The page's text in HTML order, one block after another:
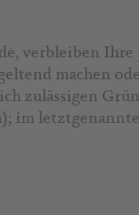
verbleiben Ihre
machen
zulässigen
im